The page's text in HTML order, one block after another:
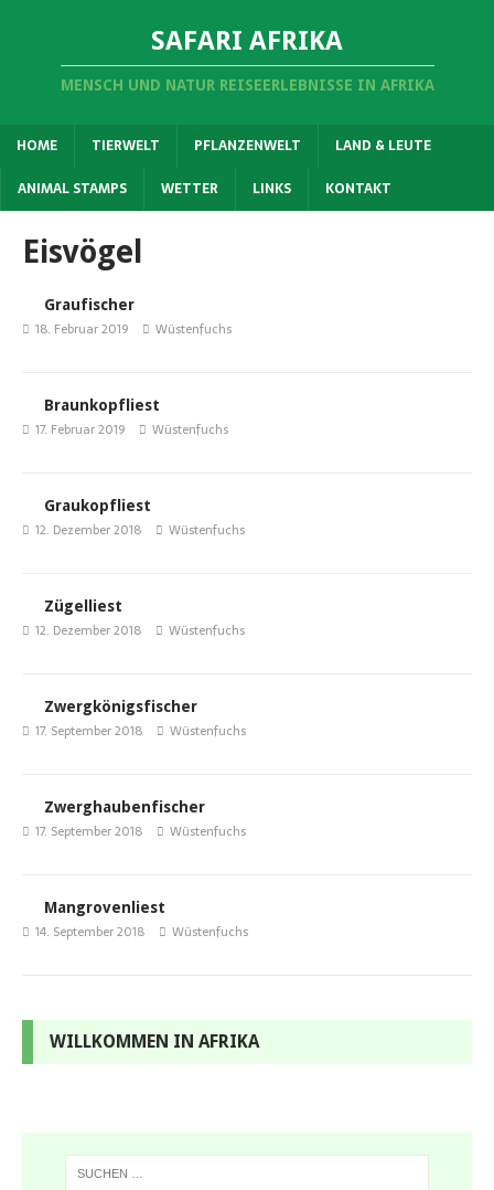
SAFARI AFRIKA
MENSCH UND NATUR REISEERLEBNISSE IN AFRIKA
HOME TIERWELT PFLANZENWELT
LAND & LEUTE
ANIMAL STAMPS
WETTER LINKS KONTAKT
Eisvögel
Graufischer
18. Februar 2019 Wüstenfuchs
Braunkopfliest
17. Februar 2019 Wüstenfuchs
Graukopfliest
12. Dezember 2018 Wüstenfuchs
Zügelliest
12. Dezember 2018 Wüstenfuchs
Zwergkönigsfischer
17. September 2018 Wüstenfuchs
Zwerghaubenfischer
17. September 2018 Wüstenfuchs
Mangrovenliest
14. September 2018 Wüstenfuchs
WILLKOMMEN IN AFRIKA